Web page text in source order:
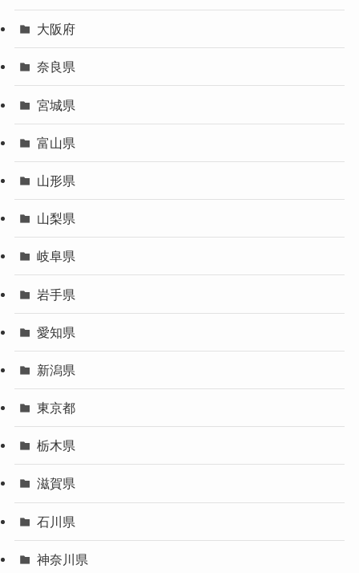
大阪府
奈良県
宮城県
富山県
山形県
山梨県
岐阜県
岩手県
愛知県
新潟県
東京都
栃木県
滋賀県
石川県
神奈川県